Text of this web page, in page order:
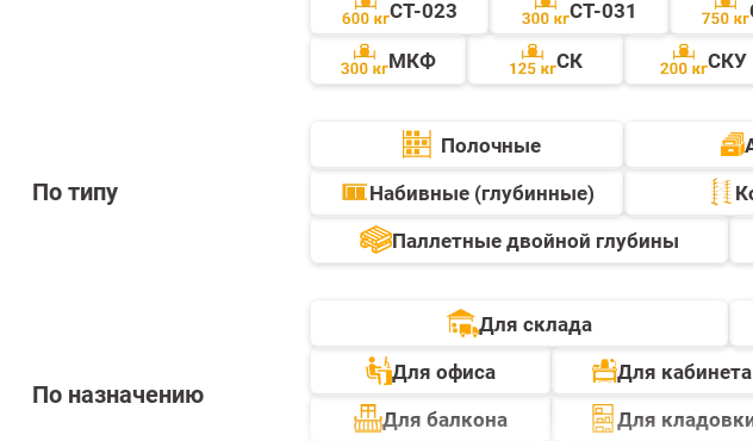
СТ-023
СТ-031
МКФ
СК СКУ
По типу
Полочные
Набивные (глубинные)
Паллетные двойной глубины
По назначению
Для склада
Для офиса
Для кабинета
Для балкона
Для